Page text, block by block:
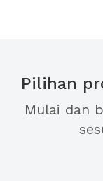
Pilihan
Mulai dan